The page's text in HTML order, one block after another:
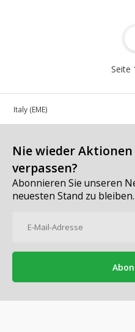
Seite
in Italy (EME)
Nie wieder
verpassen?
Abonnieren Sie unseren
neuesten Stand zu bleiben.